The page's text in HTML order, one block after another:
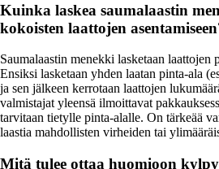
Kuinka laskea saumalaastin
kokoisten laattojen
Saumalaastin menekki lasketaan laattojen
Ensiksi lasketaan yhden laatan pinta-ala
ja sen jälkeen kerrotaan laattojen
valmistajat yleensä ilmoittavat
tarvitaan tietylle pinta-alalle. On tärkeää
laastia mahdollisten virheiden tai
Mitä tulee ottaa huomioon